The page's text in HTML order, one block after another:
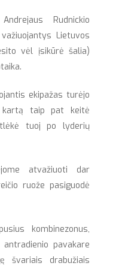
Rudnickio
Lietuvos
vėl įsikūrė šalia)
ekipažas turėjo
kartą taip pat keitė
tuoj po lyderių
atvažiuoti dar
ruože pasiguodė
kombinezonus,
antradienio pavakare
švariais drabužiais